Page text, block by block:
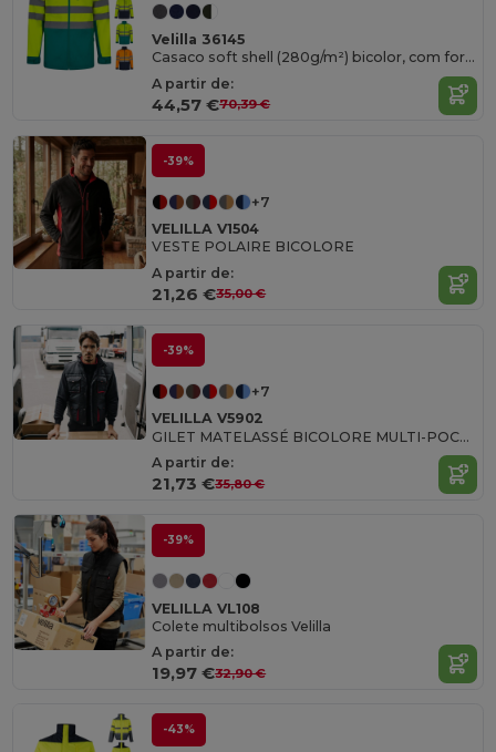
Velilla 36145
Casaco soft shell (280g/m²) bicolor, com forro polar e membrana de TPU, em poliéster (96%) e elastano (4%)
A partir de:
44,57 €70,39 €
-39%
+7
VELILLA V1504
VESTE POLAIRE BICOLORE
A partir de:
21,26 €35,00 €
-39%
+7
VELILLA V5902
GILET MATELASSÉ BICOLORE MULTI-POCHES
A partir de:
21,73 €35,80 €
-39%
VELILLA VL108
Colete multibolsos Velilla
A partir de:
19,97 €32,90 €
-43%